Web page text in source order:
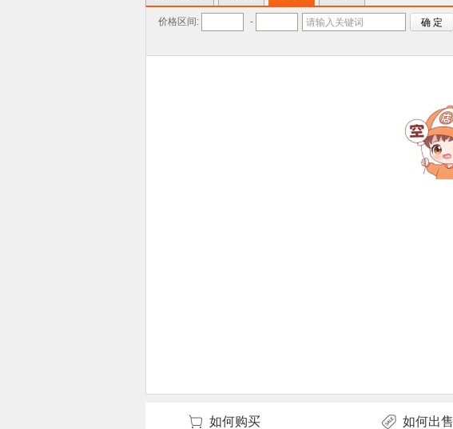
价格区间: - 请输入关键词 确 定
如何购买 如何出售